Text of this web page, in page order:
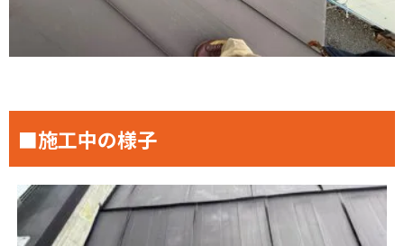
■施工中の様子